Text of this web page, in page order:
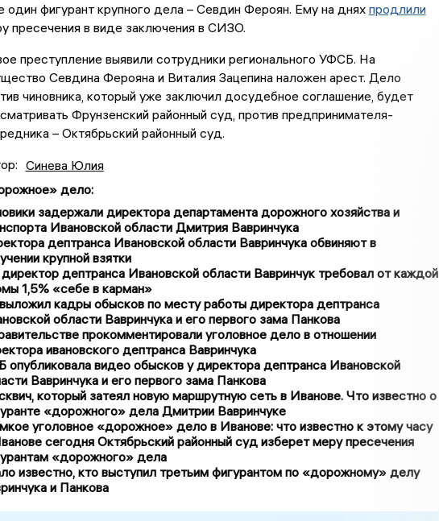
один фигурант крупного дела – Севдин Фероян. Ему на днях продлили
пресечения в виде заключения в СИЗО.
преступление выявили сотрудники регионального УФСБ. На
Севдина Ферояна и Виталия Зацепина наложен арест. Дело
чиновника, который уже заключил досудебное соглашение, будет
Фрунзенский районный суд, против предпринимателя-
– Октябрьский районный суд.
Синева Юлия
дело:
задержали директора департамента дорожного хозяйства и
Ивановской области Дмитрия Вавринчука
дептранса Ивановской области Вавринчука обвиняют в
крупной взятки
дептранса Ивановской области Вавринчук требовал от каждой
1,5% «себе в карман»
кадры обысков по месту работы директора дептранса
области Вавринчука и его первого зама Панкова
прокомментировали уголовное дело в отношении
ивановского дептранса Вавринчука
опубликовала видео обысков у директора дептранса Ивановской
Вавринчука и его первого зама Панкова
который затеял новую маршрутную сеть в Иванове. Что известно о
«дорожного» дела Дмитрии Вавринчуке
уголовное «дорожное» дело в Иванове: что известно к этому часу
сегодня Октябрьский районный суд изберет меру пресечения
«дорожного» дела
известно, кто выступил третьим фигурантом по «дорожному» делу
и Панкова